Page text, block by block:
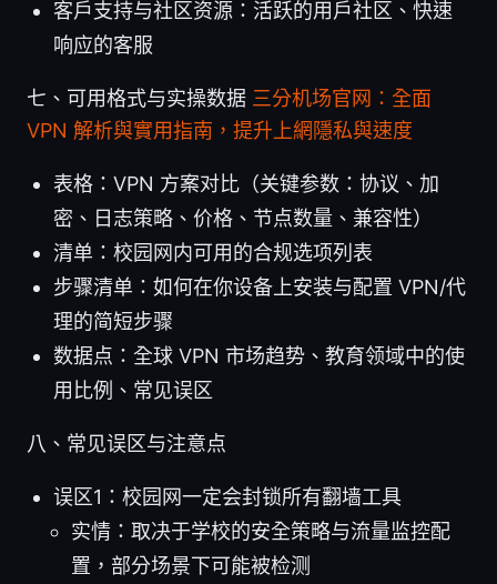
客户支持与社区资源：活跃的用户社区、快速
响应的客服
七、可用格式与实操数据 三分机场官网：全面
VPN 解析與實用指南，提升上網隱私與速度
表格：VPN 方案对比（关键参数：协议、加
密、日志策略、价格、节点数量、兼容性）
清单：校园网内可用的合规选项列表
步骤清单：如何在你设备上安装与配置 VPN/代
理的简短步骤
数据点：全球 VPN 市场趋势、教育领域中的使
用比例、常见误区
八、常见误区与注意点
误区1：校园网一定会封锁所有翻墙工具
实情：取决于学校的安全策略与流量监控配
置，部分场景下可能被检测